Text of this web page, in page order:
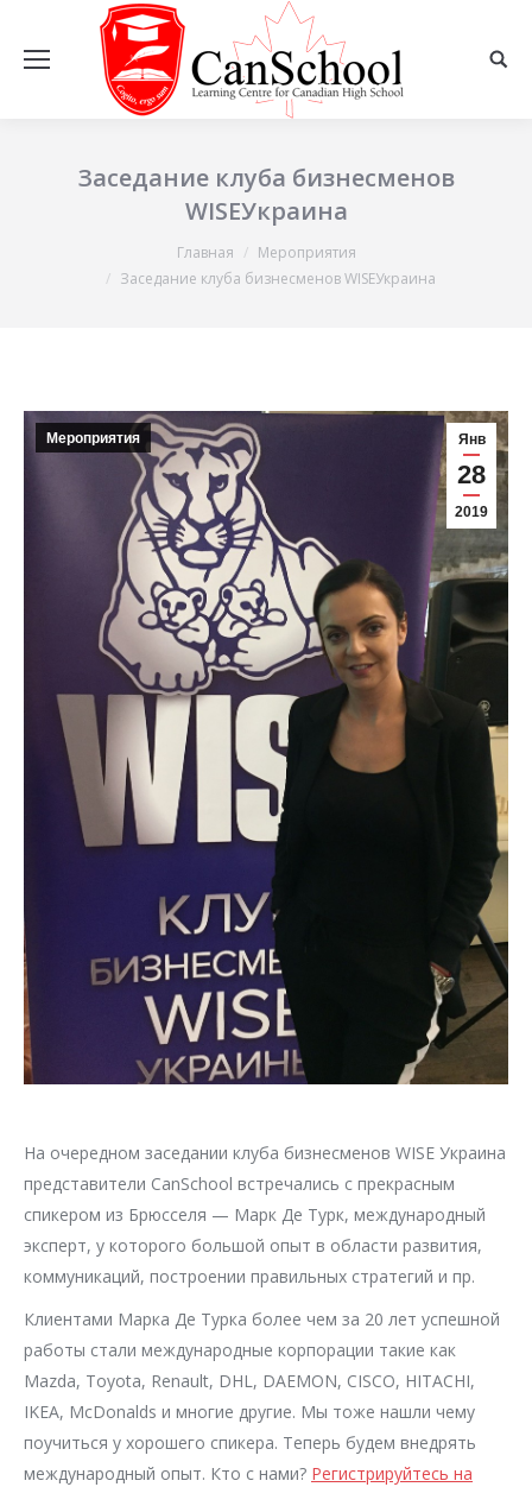
Заседание клуба бизнесменов
WISEУкраина
Главная
Мероприятия
Заседание клуба бизнесменов WISEУкраина
Янв
28
2019
Мероприятия
На очередном заседании клуба бизнесменов WISE Украина
представители CanSchool встречались с прекрасным
спикером из Брюсселя — Марк Де Турк, международный
эксперт, у которого большой опыт в области развития,
коммуникаций, построении правильных стратегий и пр.
Клиентами Марка Де Турка более чем за 20 лет успешной
работы стали международные корпорации такие как
Mazda, Toyota, Renault, DHL, DAEMON, CISCO, HITACHI,
IKEA, McDonalds и многие другие. Мы тоже нашли чему
поучиться у хорошего спикера. Теперь будем внедрять
международный опыт. Кто с нами? Регистрируйтесь на